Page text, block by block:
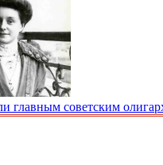
главным советским